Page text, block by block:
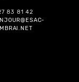
83 81 42